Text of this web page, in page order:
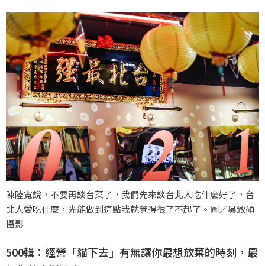
陳陸寬說，不要再談台菜了，我們先來談台北人吃什麼好了，台
北人愛吃什麼，光能做到這點我就覺得很了不起了。圖／吳致碩
攝影
500輯：經營「貓下去」有無讓你最想放棄的時刻，最